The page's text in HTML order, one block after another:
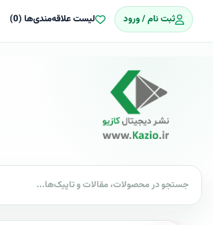
ثبت نام / ورود لیست علاقه‌مندی‌ها (0)